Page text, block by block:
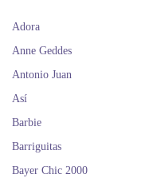
Adora
Anne Geddes
Antonio Juan
Así
Barbie
Barriguitas
Bayer Chic 2000